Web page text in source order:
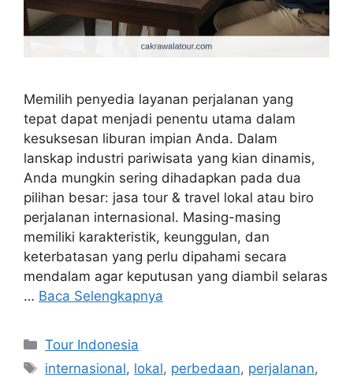
Memilih penyedia layanan perjalanan yang
tepat dapat menjadi penentu utama dalam
kesuksesan liburan impian Anda. Dalam
lanskap industri pariwisata yang kian dinamis,
Anda mungkin sering dihadapkan pada dua
pilihan besar: jasa tour & travel lokal atau biro
perjalanan internasional. Masing-masing
memiliki karakteristik, keunggulan, dan
keterbatasan yang perlu dipahami secara
mendalam agar keputusan yang diambil selaras
… Baca Selengkapnya
Kategori
Tour Indonesia
Tag
internasional, lokal, perbedaan, perjalanan,